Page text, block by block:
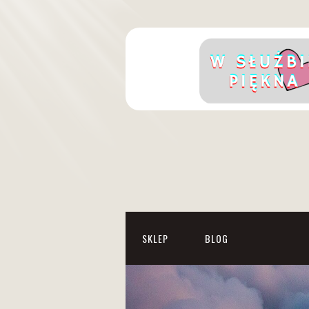
SKLEP BLOG